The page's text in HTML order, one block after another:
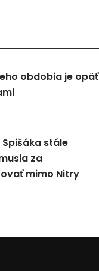
obdobia je opäť
stále
za
mimo Nitry